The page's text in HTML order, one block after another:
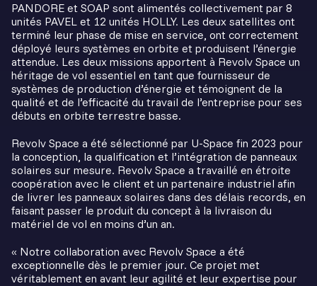
PANDORE et SOAP sont alimentés collectivement par 8
unités PAVEL et 12 unités HOLLY. Les deux satellites ont
terminé leur phase de mise en service, ont correctement
déployé leurs systèmes en orbite et produisent l’énergie
attendue. Les deux missions apportent à Revolv Space un
héritage de vol essentiel en tant que fournisseur de
systèmes de production d’énergie et témoignent de la
qualité et de l’efficacité du travail de l’entreprise pour ses
débuts en orbite terrestre basse.
Revolv Space a été sélectionné par U-Space fin 2023 pour
la conception, la qualification et l’intégration de panneaux
solaires sur mesure. Revolv Space a travaillé en étroite
coopération avec le client et un partenaire industriel afin
de livrer les panneaux solaires dans des délais records, en
faisant passer le produit du concept à la livraison du
matériel de vol en moins d’un an.
« Notre collaboration avec Revolv Space a été
exceptionnelle dès le premier jour. Ce projet met
véritablement en avant leur agilité et leur expertise pour